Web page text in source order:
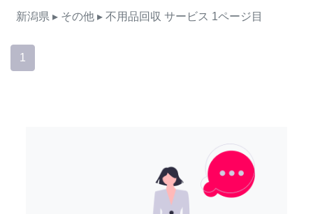
新潟県 ▸ その他 ▸ 不用品回収 サービス 1ページ目
1